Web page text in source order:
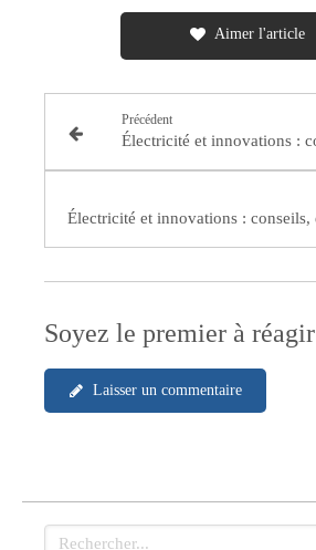
Aimer l'article
Précédent
Soyez le premier à réagir
Laisser un commentaire
Rechercher